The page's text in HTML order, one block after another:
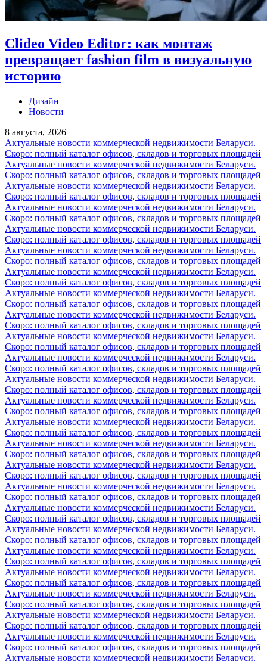
Clideo Video Editor: как монтаж
превращает fashion film в визуальную
историю
Дизайн
Новости
8 августа, 2026
Актуальные новости коммерческой недвижимости Беларуси.
Скоро: полный каталог офисов, складов и торговых площадей
Актуальные новости коммерческой недвижимости Беларуси.
Скоро: полный каталог офисов, складов и торговых площадей
Актуальные новости коммерческой недвижимости Беларуси.
Скоро: полный каталог офисов, складов и торговых площадей
Актуальные новости коммерческой недвижимости Беларуси.
Скоро: полный каталог офисов, складов и торговых площадей
Актуальные новости коммерческой недвижимости Беларуси.
Скоро: полный каталог офисов, складов и торговых площадей
Актуальные новости коммерческой недвижимости Беларуси.
Скоро: полный каталог офисов, складов и торговых площадей
Актуальные новости коммерческой недвижимости Беларуси.
Скоро: полный каталог офисов, складов и торговых площадей
Актуальные новости коммерческой недвижимости Беларуси.
Скоро: полный каталог офисов, складов и торговых площадей
Актуальные новости коммерческой недвижимости Беларуси.
Скоро: полный каталог офисов, складов и торговых площадей
Актуальные новости коммерческой недвижимости Беларуси.
Скоро: полный каталог офисов, складов и торговых площадей
Актуальные новости коммерческой недвижимости Беларуси.
Скоро: полный каталог офисов, складов и торговых площадей
Актуальные новости коммерческой недвижимости Беларуси.
Скоро: полный каталог офисов, складов и торговых площадей
Актуальные новости коммерческой недвижимости Беларуси.
Скоро: полный каталог офисов, складов и торговых площадей
Актуальные новости коммерческой недвижимости Беларуси.
Скоро: полный каталог офисов, складов и торговых площадей
Актуальные новости коммерческой недвижимости Беларуси.
Скоро: полный каталог офисов, складов и торговых площадей
Актуальные новости коммерческой недвижимости Беларуси.
Скоро: полный каталог офисов, складов и торговых площадей
Актуальные новости коммерческой недвижимости Беларуси.
Скоро: полный каталог офисов, складов и торговых площадей
Актуальные новости коммерческой недвижимости Беларуси.
Скоро: полный каталог офисов, складов и торговых площадей
Актуальные новости коммерческой недвижимости Беларуси.
Скоро: полный каталог офисов, складов и торговых площадей
Актуальные новости коммерческой недвижимости Беларуси.
Скоро: полный каталог офисов, складов и торговых площадей
Актуальные новости коммерческой недвижимости Беларуси.
Скоро: полный каталог офисов, складов и торговых площадей
Актуальные новости коммерческой недвижимости Беларуси.
Скоро: полный каталог офисов, складов и торговых площадей
Актуальные новости коммерческой недвижимости Беларуси.
Скоро: полный каталог офисов, складов и торговых площадей
Актуальные новости коммерческой недвижимости Беларуси.
Скоро: полный каталог офисов, складов и торговых площадей
Актуальные новости коммерческой недвижимости Беларуси.